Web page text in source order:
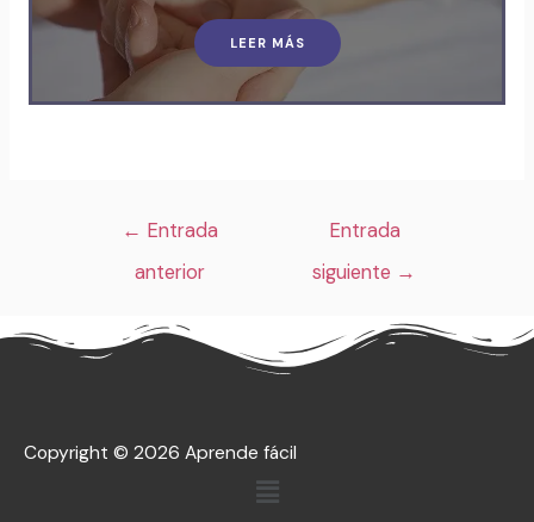
LEER MÁS
← Entrada
anterior
Entrada
siguiente →
Copyright © 2026 Aprende fácil
Menú